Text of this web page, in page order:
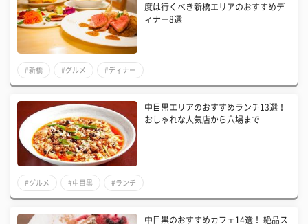
度は行くべき新橋エリアのおすすめデ
ィナー8選
#新橋 #グルメ #ディナー
中目黒エリアのおすすめランチ13選！
おしゃれな人気店から穴場まで
#グルメ #中目黒 #ランチ
中目黒のおすすめカフェ14選！ 絶品ス